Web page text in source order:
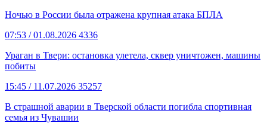
Ночью в России была отражена крупная атака БПЛА
07:53 / 01.08.2026 4336
Ураган в Твери: остановка улетела, сквер уничтожен, машины
побиты
15:45 / 11.07.2026 35257
В страшной аварии в Тверской области погибла спортивная
семья из Чувашии